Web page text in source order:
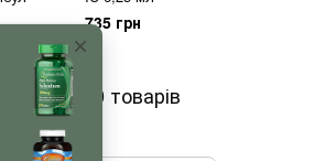
735 грн
ще 20 товарів